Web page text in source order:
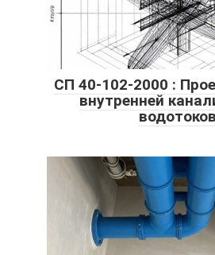
СП 40-102-2000 :
внутренней